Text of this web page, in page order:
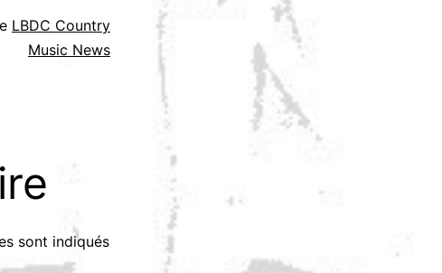
LBDC Country
Music News
sont indiqués